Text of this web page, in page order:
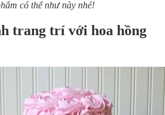
có thể như này nhé!
trang trí với hoa hồng